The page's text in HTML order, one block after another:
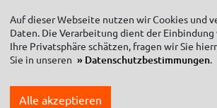
KREUL Foto Transfer Potch
Überzugslack 50 ml
Auf dieser Webseite nutzen wir Cookies und
Daten. Die Verarbeitung dient der
Ihre Privatsphäre schätzen, fragen wir Sie
Sie in unseren
Datenschutzbestimmungen
Alle akzeptieren